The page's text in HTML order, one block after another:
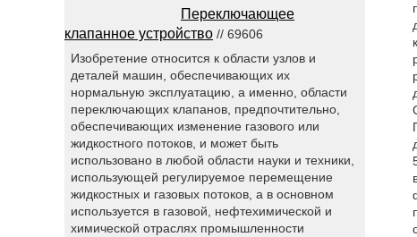
Переключающее
клапанное устройство // 69606
Изобретение относится к области узлов и
деталей машин, обеспечивающих их
нормальную эксплуатацию, а именно, области
переключающих клапанов, предпочтительно,
обеспечивающих изменение газового или
жидкостного потоков, и может быть
использовано в любой области науки и техники,
использующей регулируемое перемещение
жидкостных и газовых потоков, а в основном
используется в газовой, нефтехимической и
химической отраслях промышленности